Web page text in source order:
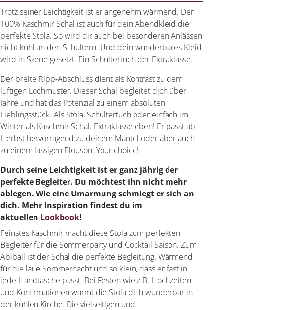
Trotz seiner Leichtigkeit ist er angenehm wärmend. Der
100% Kaschmir Schal ist auch für dein Abendkleid die
perfekte Stola. So wird dir auch bei besonderen Anlässen
nicht kühl an den Schultern. Und dein wunderbares Kleid
wird in Szene gesetzt. Ein Schultertuch der Extraklasse.
Der breite Ripp-Abschluss dient als Kontrast zu dem
luftigen Lochmuster. Dieser Schal begleitet dich über
Jahre und hat das Potenzial zu einem absoluten
Lieblingsstück. Als Stola, Schultertuch oder einfach im
Winter als Kaschmir Schal. Extraklasse eben! Er passt ab
Herbst hervorragend zu deinem Mantel oder aber auch
zu einem lässigen Blouson. Your choice!
Durch seine Leichtigkeit ist er ganz jährig der
perfekte Begleiter. Du möchtest ihn nicht mehr
ablegen. Wie eine Umarmung schmiegt er sich an
dich. Mehr Inspiration findest du im
aktuellen Lookbook!
Feinstes Kaschmir macht diese Stola zum perfekten
Begleiter für die Sommerparty und Cocktail Saison. Zum
Abiball ist der Schal die perfekte Begleitung. Wärmend
für die laue Sommernacht und so klein, dass er fast in
jede Handtasche passt. Bei Festen wie z.B. Hochzeiten
und Konfirmationen wärmt die Stola dich wunderbar in
der kühlen Kirche. Die vielseitigen und